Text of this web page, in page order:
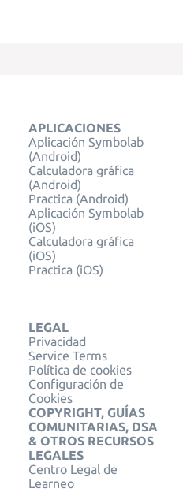
APLICACIONES
Aplicación Symbolab
(Android)
Calculadora gráfica
(Android)
Practica (Android)
Aplicación Symbolab
(iOS)
Calculadora gráfica
(iOS)
Practica (iOS)
LEGAL
Privacidad
Service Terms
Política de cookies
Configuración de
Cookies
COPYRIGHT, GUÍAS
COMUNITARIAS, DSA
& OTROS RECURSOS
LEGALES
Centro Legal de
Learneo